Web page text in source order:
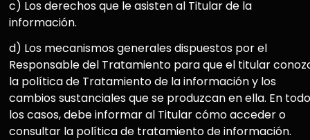
c) Los derechos que le asisten al Titular de la
información.
d) Los mecanismos generales dispuestos por el
Responsable del Tratamiento para que el titular
la política de Tratamiento de la información y los
cambios sustanciales que se produzcan en ella. En
los casos, debe informar al Titular cómo acceder o
consultar la política de tratamiento de información.